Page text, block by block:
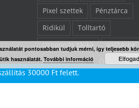
Pixel szettek
Pénztárca
Ridikül
Tolltartó
Uzsonnás táska
Válltáska
Végkiárusítás
Összes
30000 Ftfelett.
pontosabban tudjuk mérni, így teljesebb
használatát. További információ Elfogad